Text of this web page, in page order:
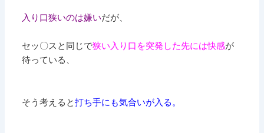
入り口狭いのは嫌いだが、
セッ〇スと同じで狭い入り口を突発した先には快感が
待っている、
そう考えると打ち手にも気合いが入る。